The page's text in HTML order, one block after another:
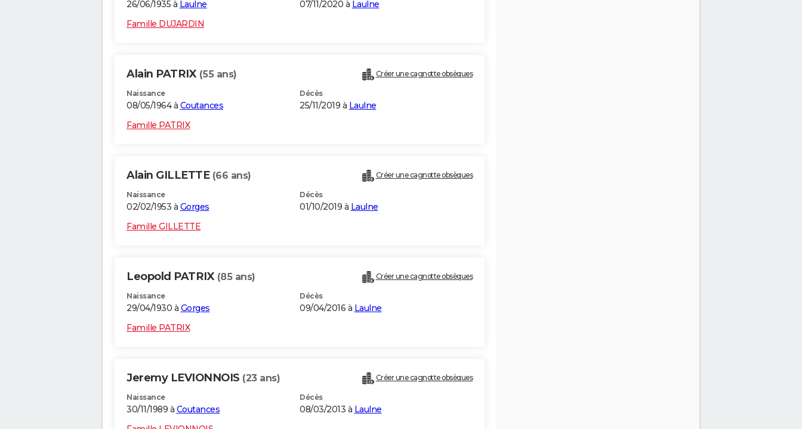
26/06/1935 à Laulne 07/11/2020 à Laulne
Famille DUJARDIN
Alain PATRIX (55 ans) Créer une cagnotte obsèques
Naissance
08/05/1964 à Coutances
Décès
25/11/2019 à Laulne
Famille PATRIX
Alain GILLETTE (66 ans) Créer une cagnotte obsèques
Naissance
02/02/1953 à Gorges
Décès
01/10/2019 à Laulne
Famille GILLETTE
Leopold PATRIX (85 ans) Créer une cagnotte obsèques
Naissance
29/04/1930 à Gorges
Décès
09/04/2016 à Laulne
Famille PATRIX
Jeremy LEVIONNOIS (23 ans) Créer une cagnotte obsèques
Naissance
30/11/1989 à Coutances
Décès
08/03/2013 à Laulne